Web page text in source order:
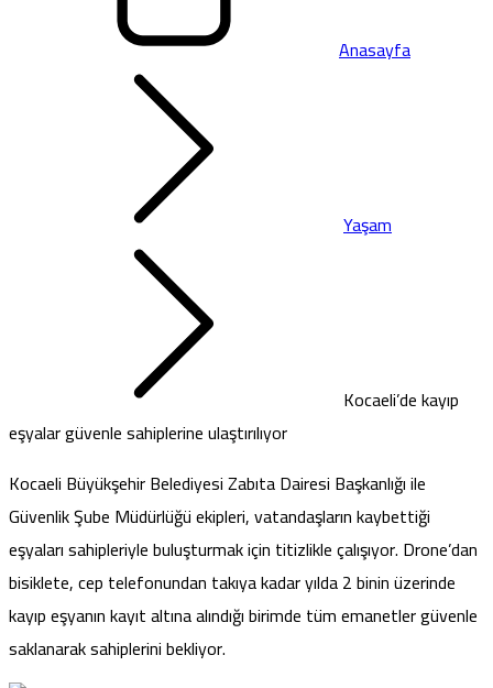
Anasayfa
Yaşam
Kocaeli’de kayıp
eşyalar güvenle sahiplerine ulaştırılıyor
Kocaeli Büyükşehir Belediyesi Zabıta Dairesi Başkanlığı ile
Güvenlik Şube Müdürlüğü ekipleri, vatandaşların kaybettiği
eşyaları sahipleriyle buluşturmak için titizlikle çalışıyor. Drone’dan
bisiklete, cep telefonundan takıya kadar yılda 2 binin üzerinde
kayıp eşyanın kayıt altına alındığı birimde tüm emanetler güvenle
saklanarak sahiplerini bekliyor.